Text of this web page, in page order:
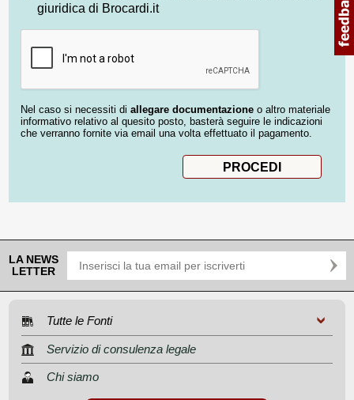
giuridica di Brocardi.it
Nel caso si necessiti di allegare documentazione o altro materiale
informativo relativo al quesito posto, basterà seguire le indicazioni
che verranno fornite via email una volta effettuato il pagamento.
LA NEWS
LETTER
Tutte le Fonti
Servizio di consulenza legale
Chi siamo